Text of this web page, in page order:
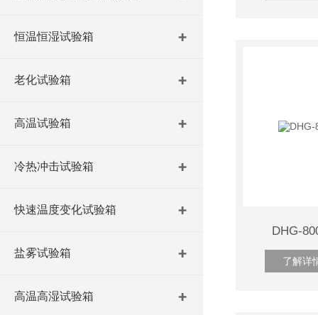
恒温恒湿试验箱
老化试验箱
高温试验箱
冷热冲击试验箱
快速温度变化试验箱
盐雾试验箱
高温高湿试验箱
DHG-
了解详